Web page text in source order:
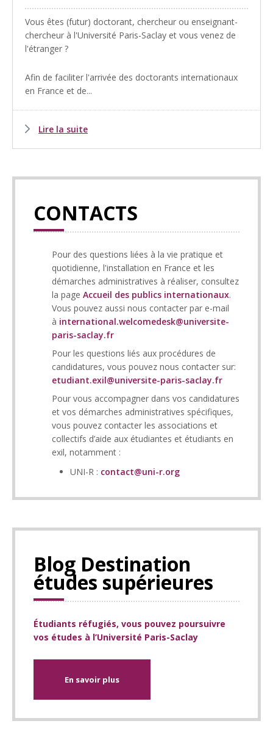
Vous êtes (futur) doctorant, chercheur ou enseignant-
chercheur à l'Université Paris-Saclay et vous venez de
l'étranger ?
Afin de faciliter l'arrivée des doctorants internationaux
en France et de...
Lire la suite
CONTACTS
Pour des questions liées à la vie pratique et
quotidienne, l'installation en France et les
démarches administratives à réaliser, consultez
la page Accueil des publics internationaux.
Vous pouvez aussi nous contacter par e-mail
à international.welcomedesk@universite-
paris-saclay.fr
Pour les questions liés aux procédures de
candidatures, vous pouvez nous contacter sur:
etudiant.exil@universite-paris-saclay.fr
Pour vous accompagner dans vos candidatures
et vos démarches administratives spécifiques,
vous pouvez contacter les associations et
collectifs d’aide aux étudiantes et étudiants en
exil, notamment :
UNI-R : contact@uni-r.org
Blog Destination
études supérieures
Étudiants réfugiés, vous pouvez poursuivre
vos études à l’Université Paris-Saclay
En savoir plus